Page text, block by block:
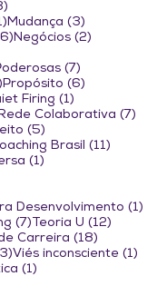
1 post
Mudança (3)
16 posts
Negócios (2)
(7)
2 posts
Propósito (6)
Firing (1)
1 postColaborativa (7)
(5)
Brasil (11)
(1)
Desenvolvimento (1)
(7) 7 posts
Teoria U (12)
Carreira (18)
3 posts
Viés inconsciente (1)
(1)